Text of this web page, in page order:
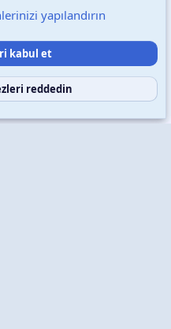
Şartlar ve kurallar
sayfa
S
Hakları Saklıdır
yapılandırın
kabul et
reddedin